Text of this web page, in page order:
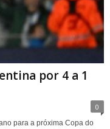
por 4 a 1
0
para a próxima Copa do